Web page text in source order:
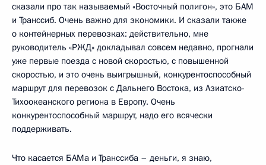
сказали про так называемый «Восточный полигон», это БАМ
и Транссиб. Очень важно для экономики. И сказали также
о контейнерных перевозках: действительно, мне
руководитель «РЖД» докладывал совсем недавно, прогнали
уже первые поезда с новой скоростью, с повышенной
скоростью, и это очень выигрышный, конкурентоспособный
маршрут для перевозок с Дальнего Востока, из Азиатско-
Тихоокеанского региона в Европу. Очень
конкурентоспособный маршрут, надо его всячески
поддерживать.
Что касается БАМа и Транссиба – деньги, я знаю,